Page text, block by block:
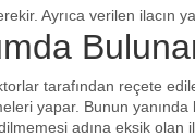
Ayrıca verilen ilacın
tarafından reçete
yapar. Bunun yanında
adına eksik olan